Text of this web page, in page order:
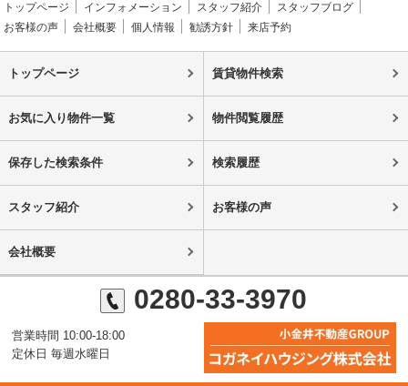
トップページ インフォメーション スタッフ紹介
スタッフブログ
お客様の声
会社概要 個人情報 勧誘方針 来店予約
トップページ 賃貸物件検索
お気に入り物件一覧 物件閲覧履歴
保存した検索条件 検索履歴
スタッフ紹介 お客様の声
会社概要
0280-33-3970
営業時間 10:00-18:00
定休日 毎週水曜日